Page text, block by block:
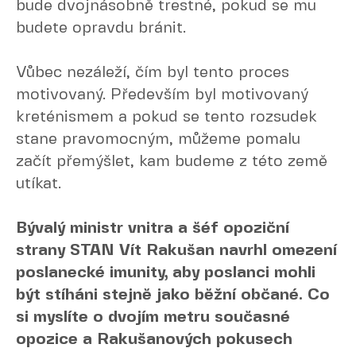
bude dvojnásobně trestné, pokud se mu
budete opravdu bránit.
Vůbec nezáleží, čím byl tento proces
motivovaný. Především byl motivovaný
kreténismem a pokud se tento rozsudek
stane pravomocným, můžeme pomalu
začít přemýšlet, kam budeme z této země
utíkat.
Bývalý ministr vnitra a šéf opoziční
strany STAN Vít Rakušan navrhl omezení
poslanecké imunity, aby poslanci mohli
být stíháni stejně jako běžní občané. Co
si myslíte o dvojím metru současné
opozice a Rakušanových pokusech